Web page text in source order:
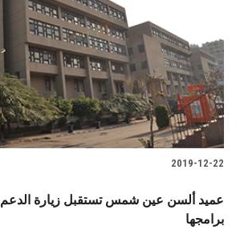
2019-12-22
عميد ألسن عين شمس تستقبل زيارة الدعم
برامجها